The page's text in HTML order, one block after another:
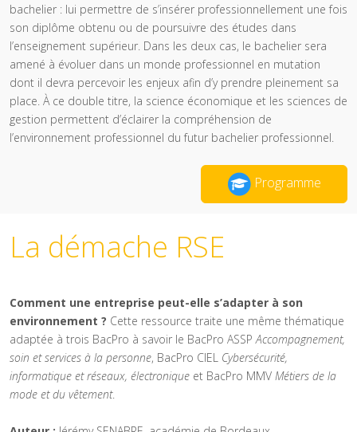
bachelier : lui permettre de s’insérer professionnellement une fois
son diplôme obtenu ou de poursuivre des études dans
l’enseignement supérieur. Dans les deux cas, le bachelier sera
amené à évoluer dans un monde professionnel en mutation
dont il devra percevoir les enjeux afin d’y prendre pleinement sa
place. À ce double titre, la science économique et les sciences de
gestion permettent d’éclairer la compréhension de
l’environnement professionnel du futur bachelier professionnel.
Programme
La démache RSE
Comment une entreprise peut-elle s’adapter à son
environnement ? Cette ressource traite une même thématique
adaptée à trois BacPro à savoir le BacPro ASSPAccompagnement,
soin et services à la personne, BacPro CIEL Cybersécurité,
informatique et réseaux, électronique et BacPro MMV Métiers de la
mode et du vêtement.